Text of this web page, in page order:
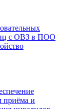
с ОВЗ в ПОО
приёма и